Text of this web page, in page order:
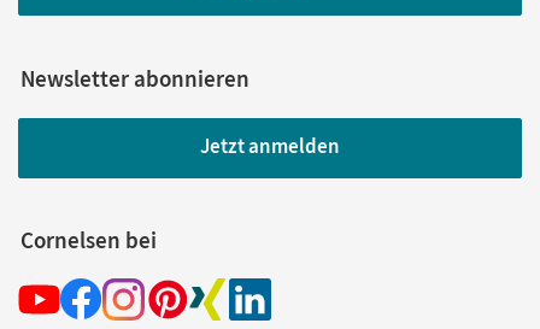
Newsletter abonnieren
Jetzt anmelden
Cornelsen bei